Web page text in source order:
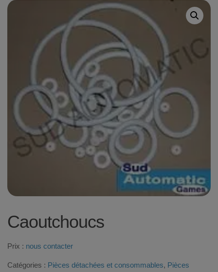
Caoutchoucs
Prix : nous contacter
Catégories : Pièces détachées et consommables, Pièces